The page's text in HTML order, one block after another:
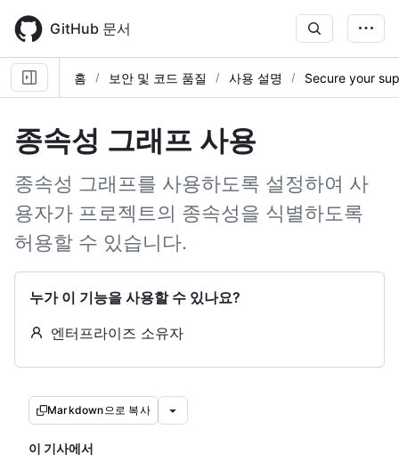
main
content
GitHub 문서
홈 보안 및 코드 품질 사용 설명 Secure your
종속성 그래프 사용
종속성 그래프를 사용하도록 설정하여 사
용자가 프로젝트의 종속성을 식별하도록
허용할 수 있습니다.
누가 이 기능을 사용할 수 있나요?
엔터프라이즈 소유자
Markdown으로 복사
이 기사에서